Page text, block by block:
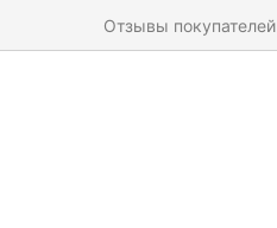
Отзывы покупателей